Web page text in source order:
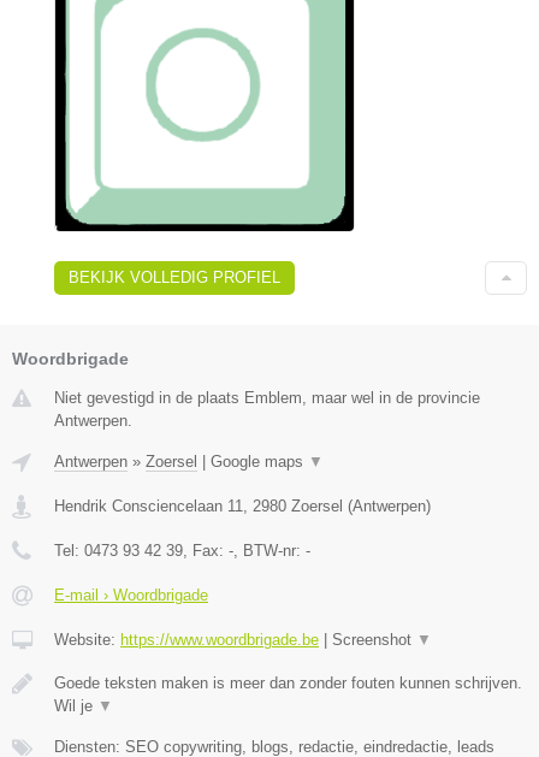
BEKIJK VOLLEDIG PROFIEL
Woordbrigade
Niet gevestigd in de plaats Emblem, maar wel in de provincie
Antwerpen.
Antwerpen » Zoersel | Google maps ▼
Hendrik Consciencelaan 11 2980 Zoersel (Antwerpen)
Tel: 0473 93 42 39 , Fax: - , BTW-nr: -
E-mail › Woordbrigade
Website: https://www.woordbrigade.be | Screenshot ▼
Goede teksten maken is meer dan zonder fouten kunnen schrijven.
Wil je ▼
Diensten: SEO copywriting, blogs, redactie, eindredactie, leads